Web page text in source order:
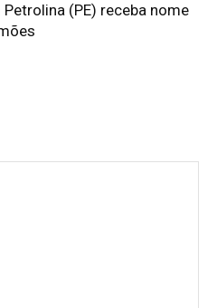
(PE) receba nome